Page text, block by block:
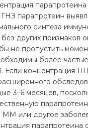
парапротеин
синтеза
других признаков
не пропустить
более
концентрация
3–6 месяцев,
ММ или другое
парапротеина